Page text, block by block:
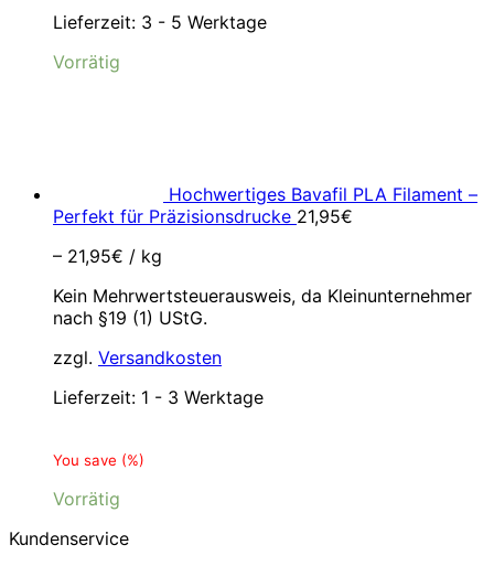
Lieferzeit: 3 - 5 Werktage
Vorrätig
Hochwertiges Bavafil PLA Filament –
Perfekt für Präzisionsdrucke 21,95€
– 21,95€ / kg
Kein Mehrwertsteuerausweis, da Kleinunternehmer
nach §19 (1) UStG.
zzgl. Versandkosten
Lieferzeit: 1 - 3 Werktage
You save (%)
Vorrätig
Kundenservice